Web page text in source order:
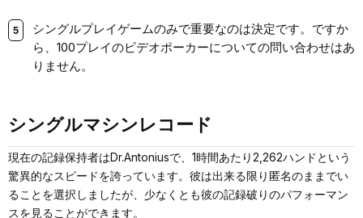
シングルプレイゲームのみで重要なのは決定です。ですか
ら、100プレイのビデオポーカーについての問い合わせはあ
りません。
シングルマシンレコード
現在の記録保持者はDr.Antoniusで、1時間あたり2,262ハンドという
驚異的なスピードを誇っています。彼は出来る限り匿名のままでい
ることを選択しましたが、少なくとも彼の記録破りのパフォーマン
スを見ることができます。